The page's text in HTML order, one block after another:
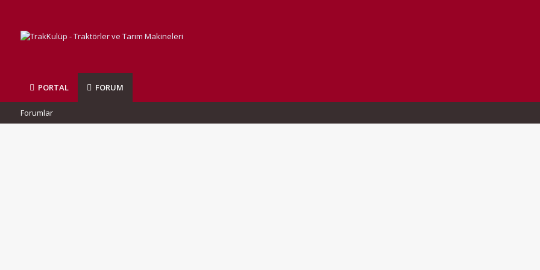
PORTAL FORUM
Forumlar